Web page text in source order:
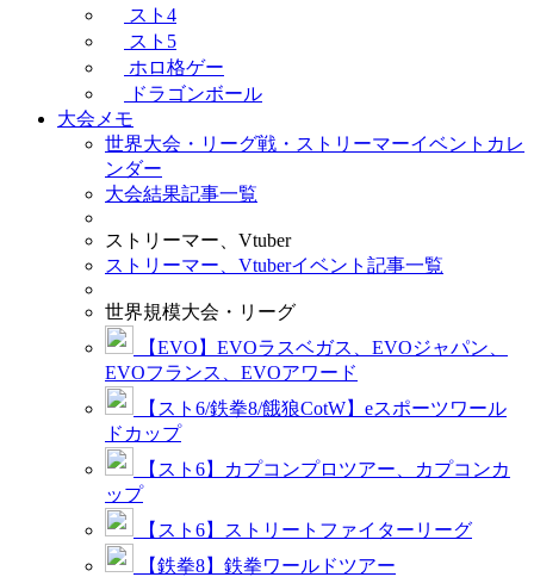
スト4
スト5
ホロ格ゲー
ドラゴンボール
大会メモ
世界大会・リーグ戦・ストリーマーイベントカレ
ンダー
大会結果記事一覧
ストリーマー、Vtuber
ストリーマー、Vtuberイベント記事一覧
世界規模大会・リーグ
【EVO】EVOラスベガス、EVOジャパン、
EVOフランス、EVOアワード
【スト6/鉄拳8/餓狼CotW】eスポーツワール
ドカップ
【スト6】カプコンプロツアー、カプコンカ
ップ
【スト6】ストリートファイターリーグ
【鉄拳8】鉄拳ワールドツアー